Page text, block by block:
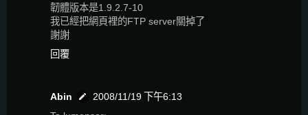
韌體版本是1.9.2.7-10
我已經把網頁裡的FTP server關掉了
謝謝
回覆
Abin
2008/11/19 下午6:13